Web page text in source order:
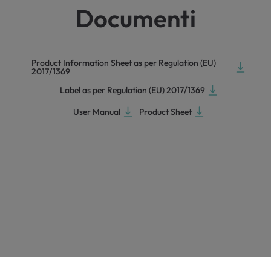
Documenti
Product Information Sheet as per Regulation (EU)
2017/1369
Label as per Regulation (EU) 2017/1369
User Manual
Product Sheet